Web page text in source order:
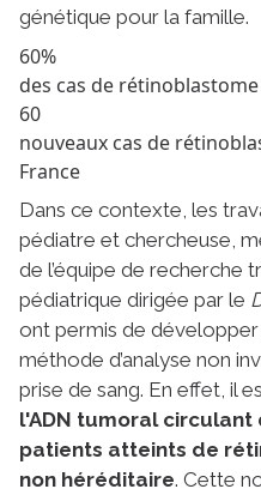
génétique pour la famille.
60%
des cas de
60
nouveaux cas de
France
Dans ce contexte, les
pédiatre et chercheuse,
de l’équipe de recherche
pédiatrique dirigée par le
ont permis de
méthode d’analyse non
prise de sang. En effet, il
l'ADN tumoral circulant
patients atteints de
non héréditaire. Cette